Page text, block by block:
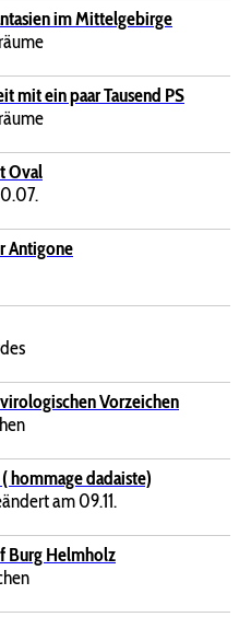
im Mittelgebirge
mit ein paar Tausend PS
Oval
Antigone
Vorzeichen
hommage dadaiste)
am 09.11.
Burg Helmholz